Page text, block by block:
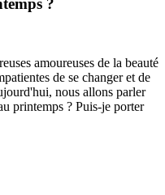
?
amoureuses de la beauté
de se changer et de
nous allons parler
printemps ? Puis-je porter